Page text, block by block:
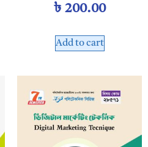
৳ 200.00
Add to cart